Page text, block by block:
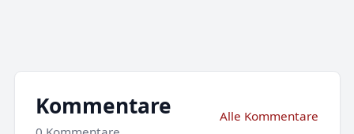
Kommentare Alle Kommentare